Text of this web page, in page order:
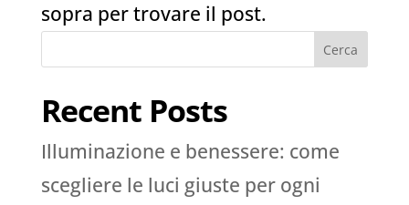
sopra per trovare il post.
Cerca
Recent Posts
Illuminazione e benessere: come
scegliere le luci giuste per ogni